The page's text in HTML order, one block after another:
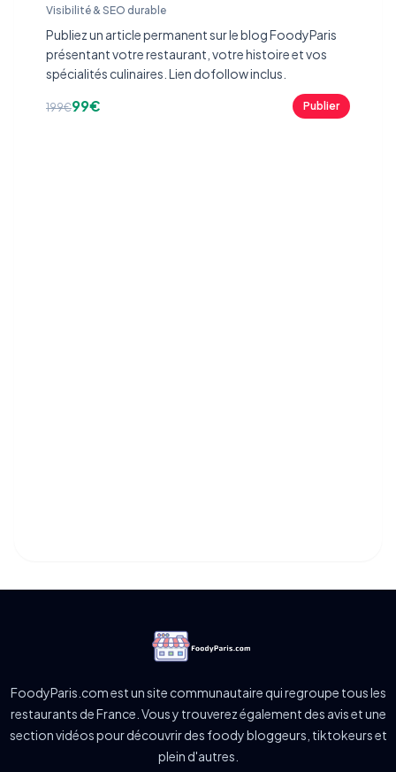
Visibilité & SEO durable
Publiez un article permanent sur le blog FoodyParis
présentant votre restaurant, votre histoire et vos
spécialités culinaires. Lien dofollow inclus.
199€99€ Publier
FoodyParis.com est un site communautaire qui regroupe tous les
restaurants de France. Vous y trouverez également des avis et une
section vidéos pour découvrir des foody bloggeurs, tiktokeurs et
plein d'autres.